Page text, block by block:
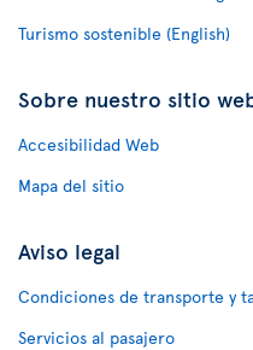
Turismo sostenible (English)
Sobre nuestro sitio
Accesibilidad Web
Mapa del sitio
Aviso legal
Condiciones de transporte y
Servicios al pasajero